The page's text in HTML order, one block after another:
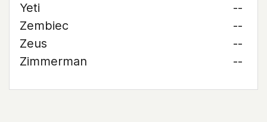
Yeti
--
Zembiec
--
Zeus
--
Zimmerman
--